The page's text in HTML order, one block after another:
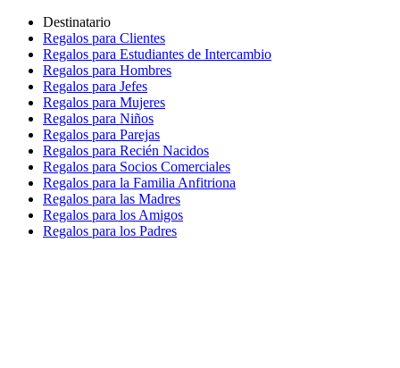
Destinatario
Regalos para Clientes
Regalos para Estudiantes de Intercambio
Regalos para Hombres
Regalos para Jefes
Regalos para Mujeres
Regalos para Niños
Regalos para Parejas
Regalos para Recién Nacidos
Regalos para Socios Comerciales
Regalos para la Familia Anfitriona
Regalos para las Madres
Regalos para los Amigos
Regalos para los Padres